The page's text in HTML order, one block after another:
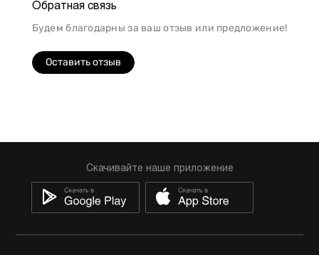
Обратная связь
Будем благодарны за ваш отзыв или предложение!
Оставить отзыв
Скачивайте наше приложение